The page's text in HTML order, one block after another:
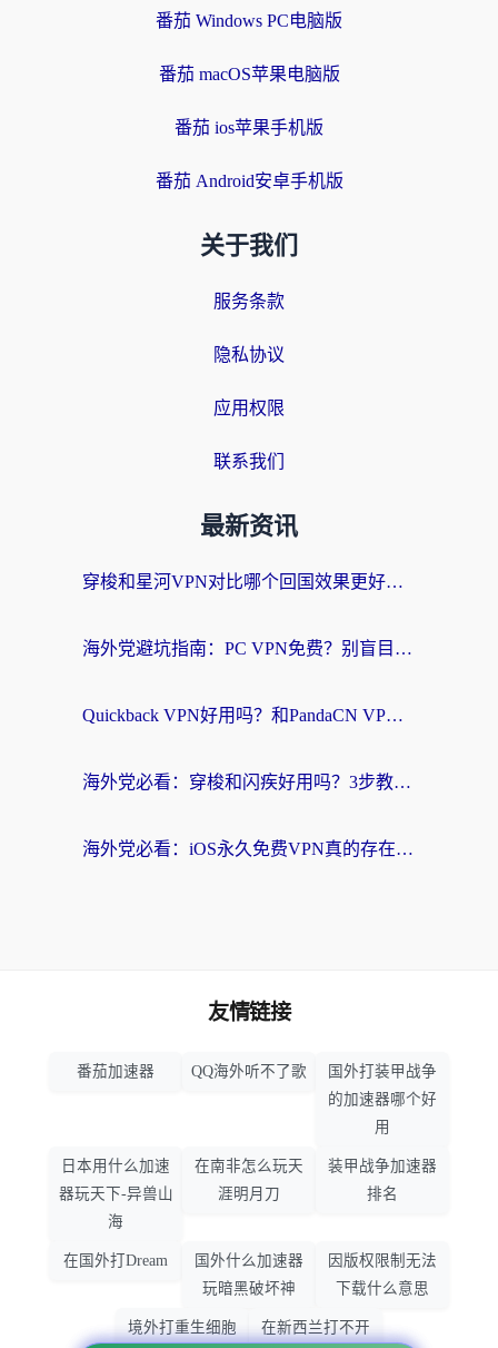
番茄 Windows PC电脑版
番茄 macOS苹果电脑版
番茄 ios苹果手机版
番茄 Android安卓手机版
关于我们
服务条款
隐私协议
应用权限
联系我们
最新资讯
穿梭和星河VPN对比哪个回国效果更好？海外党亲测5款加速器的无缝访问指南
海外党避坑指南：PC VPN免费？别盲目！教你选对回国加速器无缝刷国内资源
Quickback VPN好用吗？和PandaCN VPN对比哪个回国效果更好？海外党必看的真实体验指南
海外党必看：穿梭和闪疾好用吗？3步教你选对回国加速器，无缝刷剧玩Steam
海外党必看：iOS永久免费VPN真的存在吗？教你选对回国加速器无缝刷国内资源
友情链接
番茄加速器 QQ海外听不了歌
国外打装甲战争
的加速器哪个好
用
日本用什么加速
器玩天下-异兽山
海
在南非怎么玩天
涯明月刀
装甲战争加速器
排名
在国外打Dream
国外什么加速器
玩暗黑破坏神
因版权限制无法
下载什么意思
境外打重生细胞
在新西兰打不开